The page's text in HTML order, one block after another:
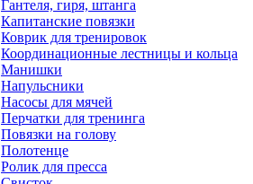
Гантеля, гиря, штанга
Капитанские повязки
Коврик для тренировок
Координационные лестницы и кольца
Манишки
Напульсники
Насосы для мячей
Перчатки для тренинга
Повязки на голову
Полотенце
Ролик для пресса